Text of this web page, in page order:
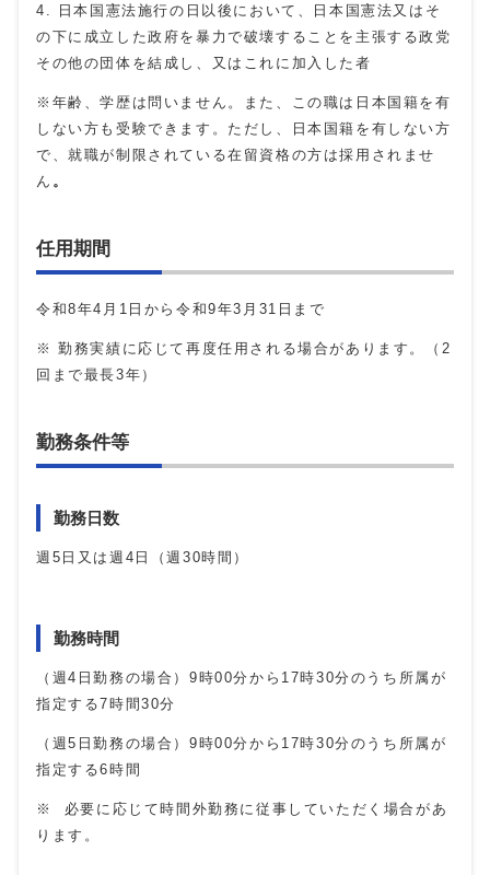
4
日本国憲法施行の日以後において、日本国憲法又はそ
の下に成立した政府を暴力で破壊することを主張する政党
その他の団体を結成し、又はこれに加入した者
※年齢、学歴は問いません。また、この職は日本国籍を有
しない方も受験できます。ただし、日本国籍を有しない方
で、就職が制限されている在留資格の方は採用されませ
ん 。
任用期間
令和8年4月1日から令和9年3月 31 日まで
※ 勤務実績に応じて再度任用される場合があります。（2
回まで最長3年）
勤務条件等
勤務日数
週5日又は週4日（週30時間）
勤務時間
（週4日勤務の場合） 9時00分から 17時30分のうち所属が
指定する7時間30分
（週5日勤務の場合） 9時00分から 17時30分のうち所属が
指定する6時間
※ 必要に応じて時間外勤務に従事していただく場合があ
ります。